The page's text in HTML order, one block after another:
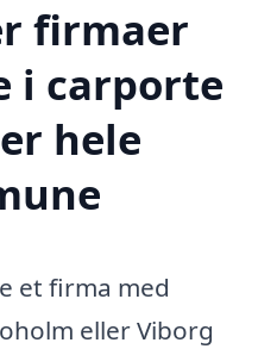
firmaer
i carporte
hele
et firma med
eller Viborg